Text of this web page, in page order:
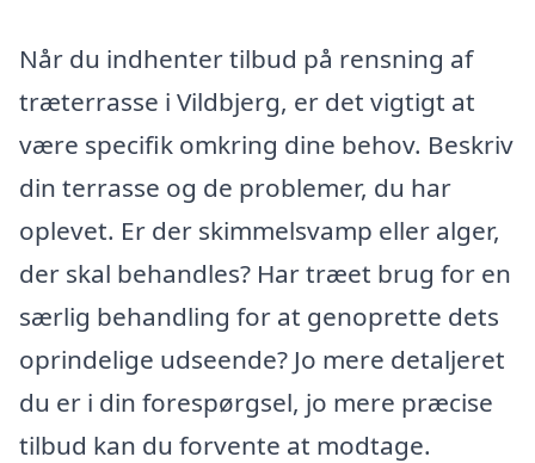
Når du indhenter tilbud på rensning af
træterrasse i Vildbjerg, er det vigtigt at
være specifik omkring dine behov. Beskriv
din terrasse og de problemer, du har
oplevet. Er der skimmelsvamp eller alger,
der skal behandles? Har træet brug for en
særlig behandling for at genoprette dets
oprindelige udseende? Jo mere detaljeret
du er i din forespørgsel, jo mere præcise
tilbud kan du forvente at modtage.